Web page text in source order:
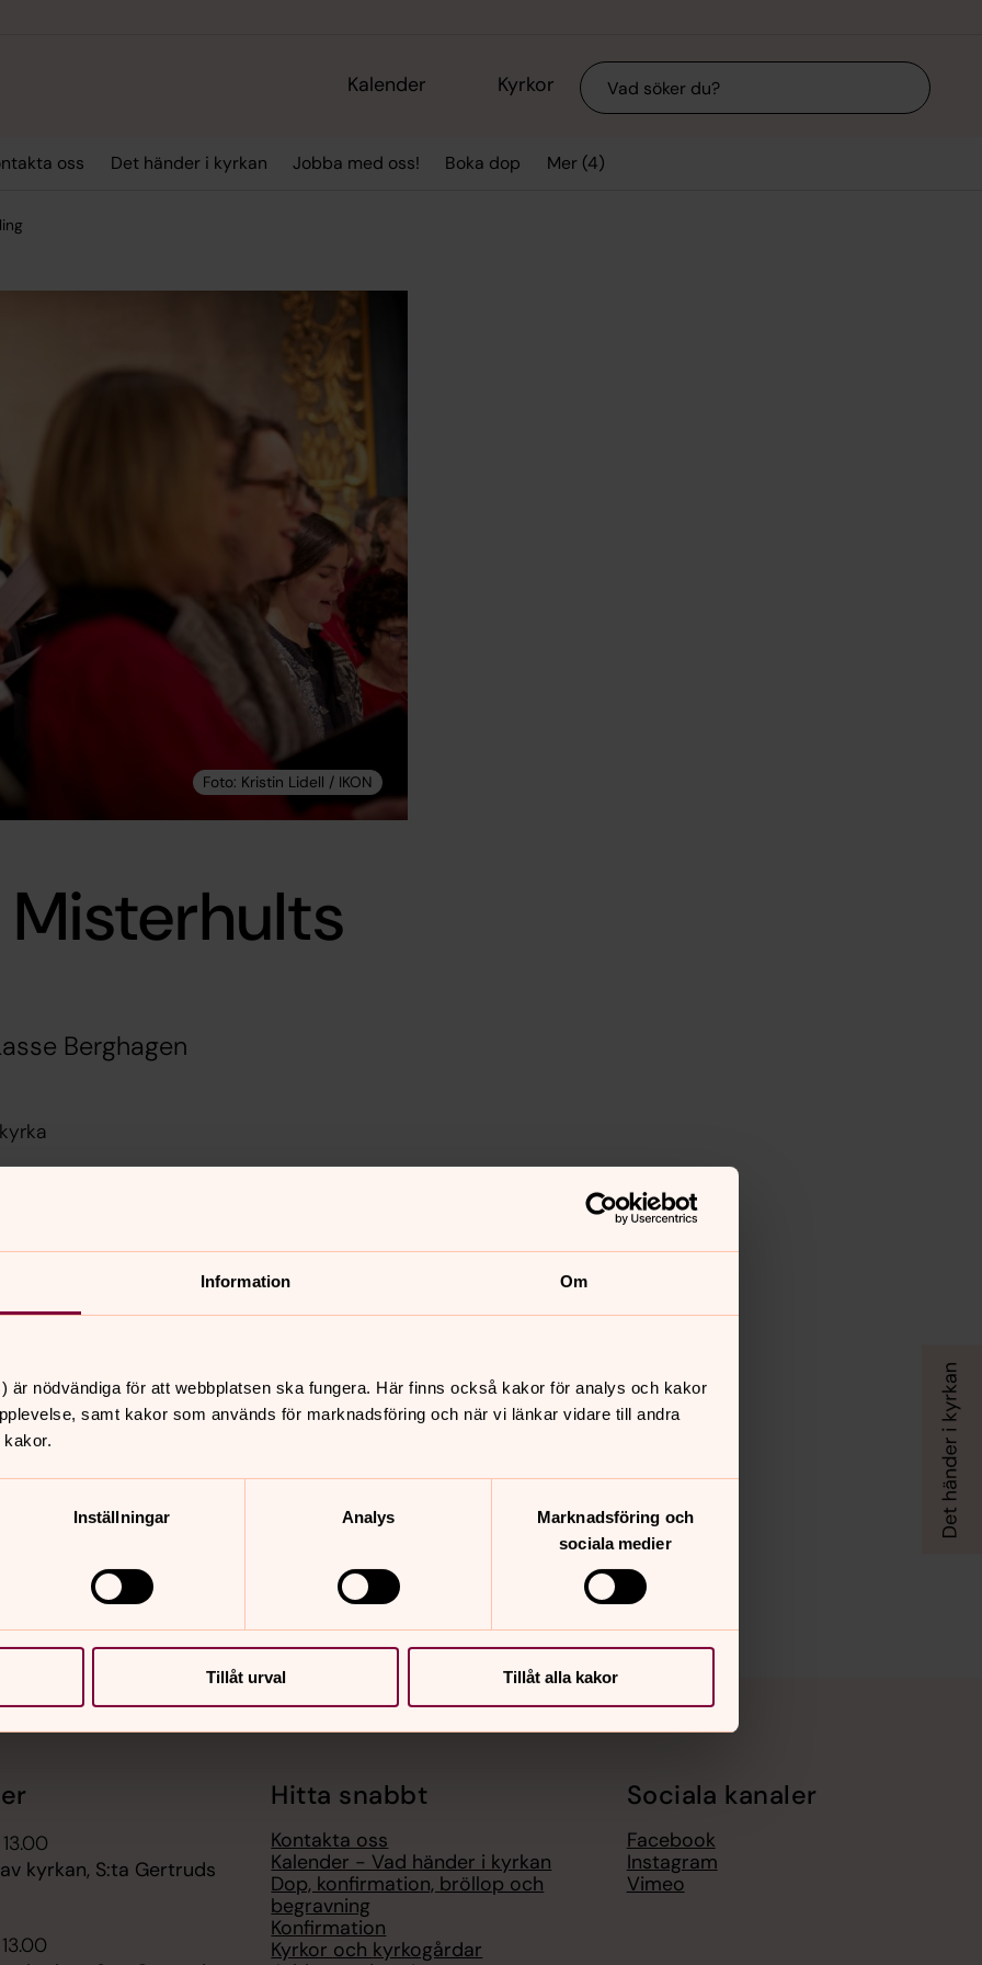
Information Om
är nödvändiga för att webbplatsen ska fungera. Här finns också kakor för analys och kakor
samt kakor som används för marknadsföring och när vi länkar vidare till andra
Inställningar Analys
Marknadsföring och
sociala medier
Tillåt urval Tillåt alla kakor
Kalender Kyrkor Sök
oss Det händer i kyrkan Jobba med oss! Boka dop Mer (4)
Berghagen
du varmt välkommen att vara med.
att sjunga.
kyrkan, S:ta Gertruds
Hitta snabbt
Kontakta oss
Kalender - Vad händer i kyrkan
Dop, konfirmation, bröllop och
begravning
Konfirmation
Kyrkor och kyrkogårdar
Sociala kanaler
Facebook
Instagram
Vimeo